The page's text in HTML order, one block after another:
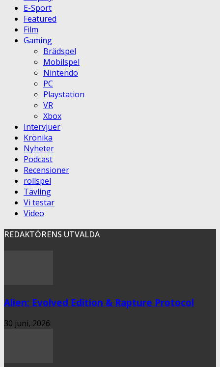
E-Sport
Featured
Film
Gaming
Brädspel
Mobilspel
Nintendo
PC
Playstation
VR
Xbox
Intervjuer
Krönika
Nyheter
Podcast
Recensioner
rollspel
Tävling
Vi testar
Video
REDAKTÖRENS UTVALDA
Alien: Evolved Edition & Rapture Protocol
30 juni, 2026